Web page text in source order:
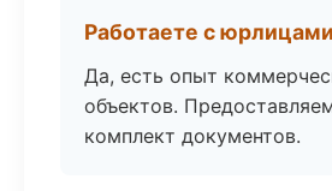
Работаете с
Да, есть опыт
объектов.
комплект документов.